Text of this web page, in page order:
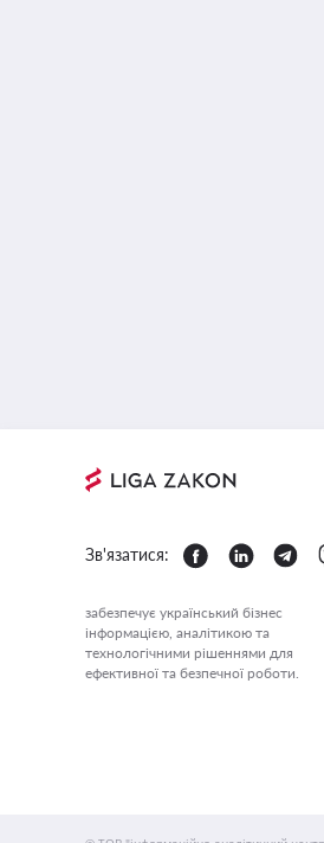
Зв'язатися:
забезпечує український бізнес
інформацією, аналітикою та
технологічними рішеннями для
ефективної та безпечної роботи.